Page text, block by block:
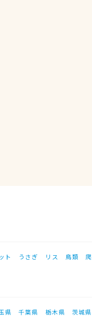
ト うさぎ リス 鳥類
県 千葉県 栃木県 茨城県